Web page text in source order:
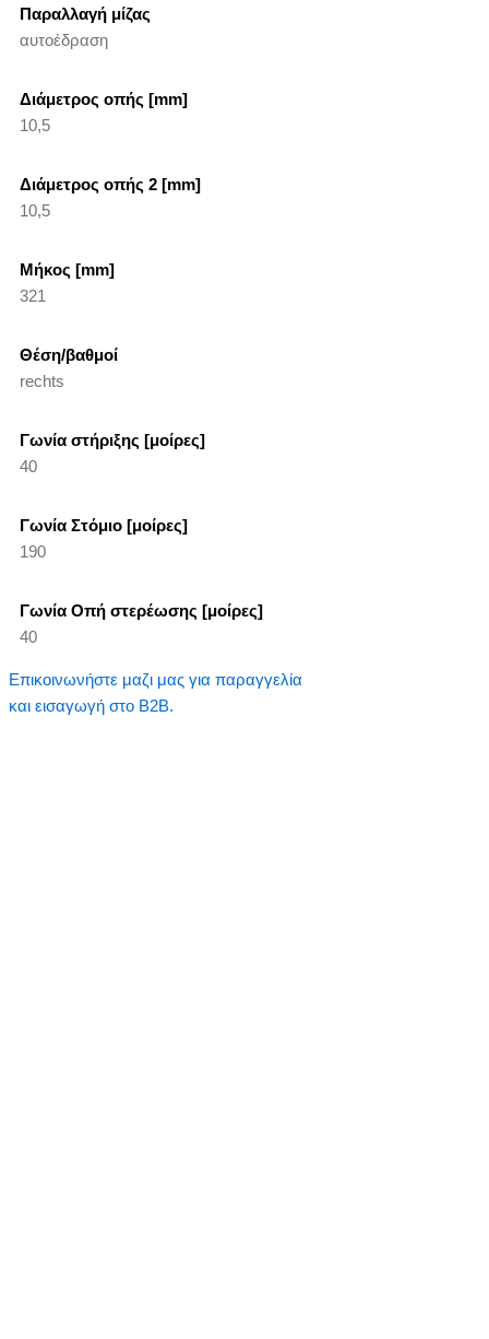
Παραλλαγή μίζας
αυτοέδραση
Διάμετρος οπής [mm]
10,5
Διάμετρος οπής 2 [mm]
10,5
Μήκος [mm]
321
Θέση/βαθμοί
rechts
Γωνία στήριξης [μοίρες]
40
Γωνία Στόμιο [μοίρες]
190
Γωνία Οπή στερέωσης [μοίρες]
40
Επικοινωνήστε μαζι μας για παραγγελία
και εισαγωγή στο B2B.